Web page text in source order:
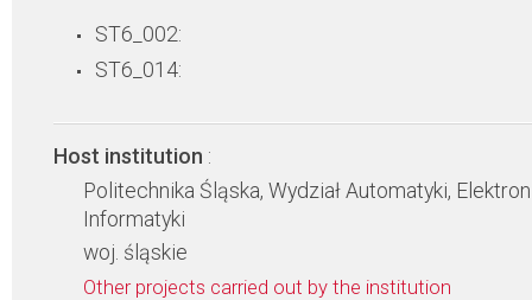
ST6_002:
ST6_014:
Host institution :
Politechnika Śląska, Wydział Automatyki,
Informatyki
woj. śląskie
Other projects carried out by the institution